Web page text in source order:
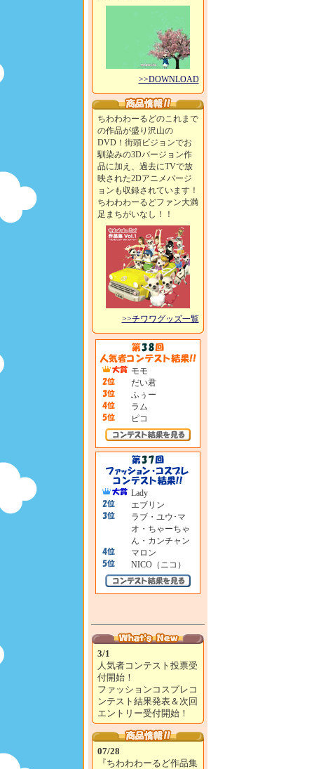
>>DOWNLOAD
ちわわわーるどのこれまで
の作品が盛り沢山の
DVD！街頭ビジョンでお
馴染みの3Dバージョン作
品に加え、過去にTVで放
映された2Dアニメバージ
ョンも収録されています！
ちわわわーるどファン大満
足まちがいなし！！
>>チワワグッズ一覧
モモ
だい君
ふぅー
ラム
ピコ
Lady
エブリン
ラブ・ユウ･マ
オ・ちゃーちゃ
ん・カンチャン
マロン
NICO（ニコ）
3/1
人気者コンテスト投票受
付開始！
ファッションコスプレコ
ンテスト結果発表＆次回
エントリー受付開始！
07/28
『ちわわわーるど作品集